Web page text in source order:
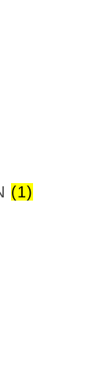
(1)